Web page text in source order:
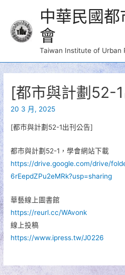
中華民國
會
Taiwan Institute of Urban
[都市與計劃52-
20 3 月, 2025
[都市與計劃52-1出刊公告]
都市與計劃52-1，學會網站下載
https://drive.google.com/drive/
6rEepdZPu2eMRk?usp=sharing
華藝線上圖書館
https://reurl.cc/WAvonk
線上投稿
https://www.ipress.tw/J0226